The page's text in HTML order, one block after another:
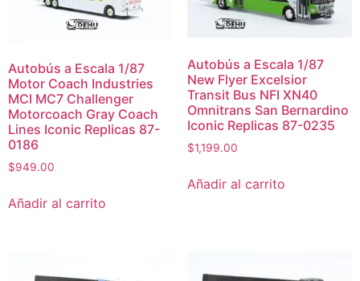
Autobús a Escala 1/87
Motor Coach Industries
MCI MC7 Challenger
Motorcoach Gray Coach
Lines Iconic Replicas 87-
0186
$949.00
Añadir al carrito
Autobús a Escala 1/87
New Flyer Excelsior
Transit Bus NFI XN40
Omnitrans San Bernardino
Iconic Replicas 87-0235
$1,199.00
Añadir al carrito